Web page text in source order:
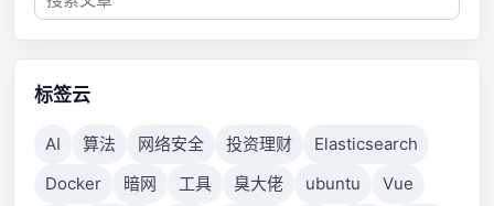
标签云
AI 算法 网络安全 投资理财
Elasticsearch
Docker
暗网 工具 臭大佬 ubuntu
Vue